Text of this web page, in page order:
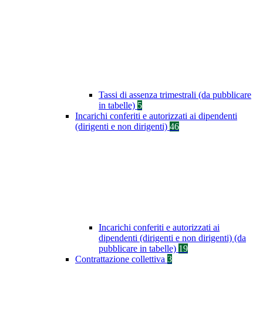
Tassi di assenza trimestrali (da pubblicare
in tabelle) 5
Incarichi conferiti e autorizzati ai dipendenti
(dirigenti e non dirigenti) 46
Incarichi conferiti e autorizzati ai
dipendenti (dirigenti e non dirigenti) (da
pubblicare in tabelle) 19
Contrattazione collettiva 3